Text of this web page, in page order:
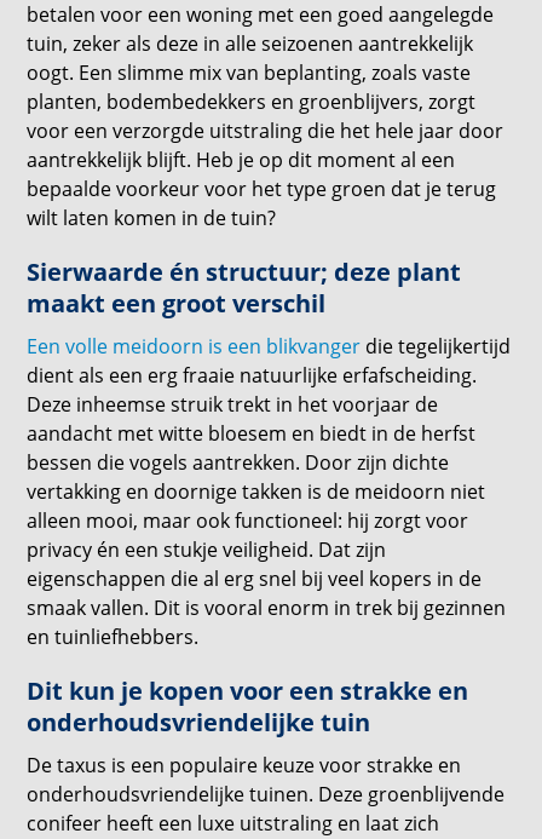
betalen voor een woning met een goed aangelegde
tuin, zeker als deze in alle seizoenen aantrekkelijk
oogt. Een slimme mix van beplanting, zoals vaste
planten, bodembedekkers en groenblijvers, zorgt
voor een verzorgde uitstraling die het hele jaar door
aantrekkelijk blijft. Heb je op dit moment al een
bepaalde voorkeur voor het type groen dat je terug
wilt laten komen in de tuin?
Sierwaarde én structuur; deze plant
maakt een groot verschil
Een volle meidoorn is een blikvanger die tegelijkertijd
dient als een erg fraaie natuurlijke erfafscheiding.
Deze inheemse struik trekt in het voorjaar de
aandacht met witte bloesem en biedt in de herfst
bessen die vogels aantrekken. Door zijn dichte
vertakking en doornige takken is de meidoorn niet
alleen mooi, maar ook functioneel: hij zorgt voor
privacy én een stukje veiligheid. Dat zijn
eigenschappen die al erg snel bij veel kopers in de
smaak vallen. Dit is vooral enorm in trek bij gezinnen
en tuinliefhebbers.
Dit kun je kopen voor een strakke en
onderhoudsvriendelijke tuin
De taxus is een populaire keuze voor strakke en
onderhoudsvriendelijke tuinen. Deze groenblijvende
conifeer heeft een luxe uitstraling en laat zich